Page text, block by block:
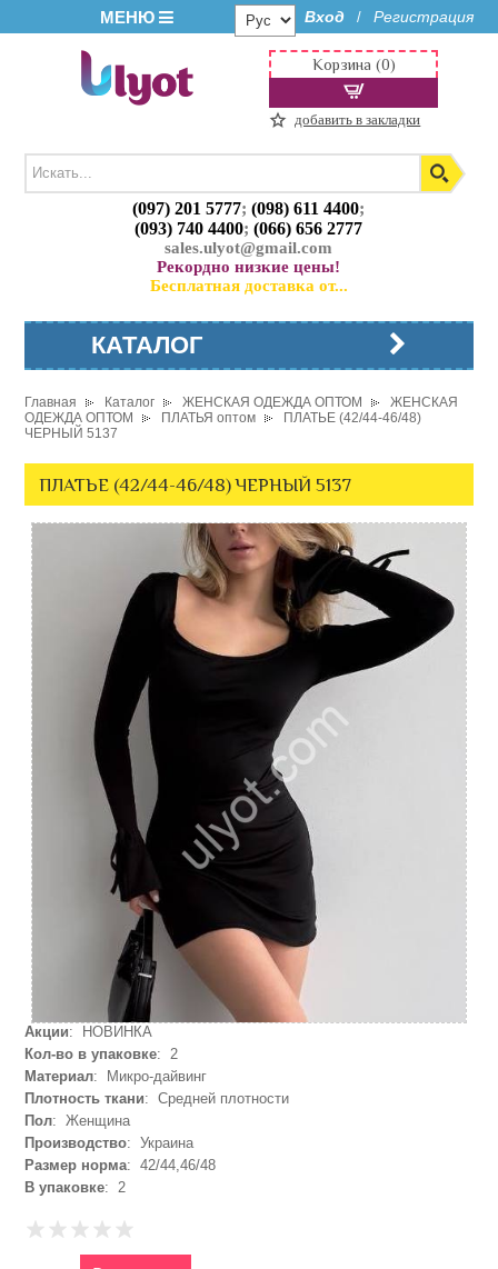
МЕНЮ Вход / Регистрация
(097) 201 5777;(098) 611 4400;
(093) 740 4400;(066) 656 2777
sales.ulyot@gmail.com
Рекордно низкие цены!
Бесплатная доставка от...
Корзина (0)
добавить в закладки
КАТАЛОГ
Главная Каталог ЖЕНСКАЯ ОДЕЖДА ОПТОМ
ЖЕНСКАЯ
ОДЕЖДА ОПТОМ
ПЛАТЬЯ оптом
ПЛАТЬЕ (42/44-46/48)
ЧЕРНЫЙ 5137
ПЛАТЬЕ (42/44-46/48) ЧЕРНЫЙ 5137
Акции: НОВИНКА
Кол-во в упаковке: 2
Материал: Микро-дайвинг
Плотность ткани: Средней плотности
Пол: Женщина
Производство: Украина
Размер норма: 42/44,46/48
В упаковке: 2